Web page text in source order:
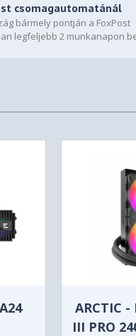
csomagautomatánál
bármely pontján a FoxPost
legfeljebb 2 munkanapon
ARCTIC -
III PRO